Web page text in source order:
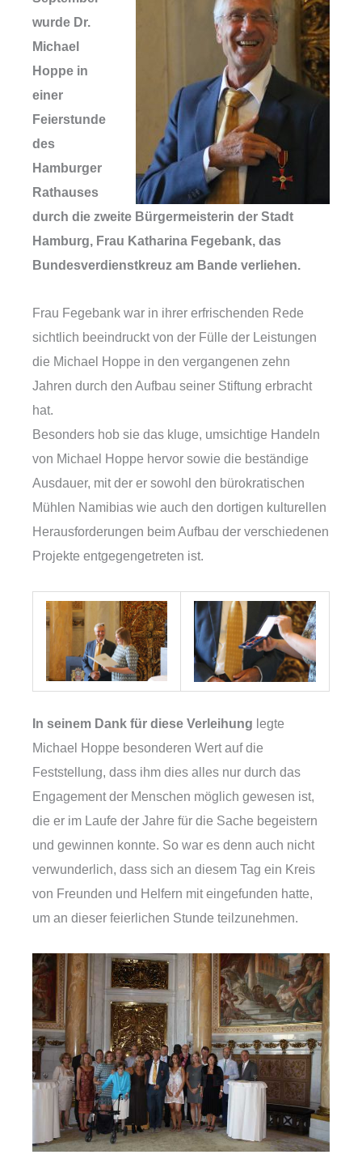
wurde Dr.
Michael
Hoppe in
einer
Feierstunde
des
Hamburger
Rathauses
durch die zweite Bürgermeisterin der Stadt
Hamburg, Frau Katharina Fegebank, das
Bundesverdienstkreuz am Bande verliehen.
Frau Fegebank war in ihrer erfrischenden Rede
sichtlich beeindruckt von der Fülle der Leistungen
die Michael Hoppe in den vergangenen zehn
Jahren durch den Aufbau seiner Stiftung erbracht
hat.
Besonders hob sie das kluge, umsichtige Handeln
von Michael Hoppe hervor sowie die beständige
Ausdauer, mit der er sowohl den bürokratischen
Mühlen Namibias wie auch den dortigen kulturellen
Herausforderungen beim Aufbau der verschiedenen
Projekte entgegengetreten ist.
In seinem Dank für diese Verleihung legte
Michael Hoppe besonderen Wert auf die
Feststellung, dass ihm dies alles nur durch das
Engagement der Menschen möglich gewesen ist,
die er im Laufe der Jahre für die Sache begeistern
und gewinnen konnte. So war es denn auch nicht
verwunderlich, dass sich an diesem Tag ein Kreis
von Freunden und Helfern mit eingefunden hatte,
um an dieser feierlichen Stunde teilzunehmen.